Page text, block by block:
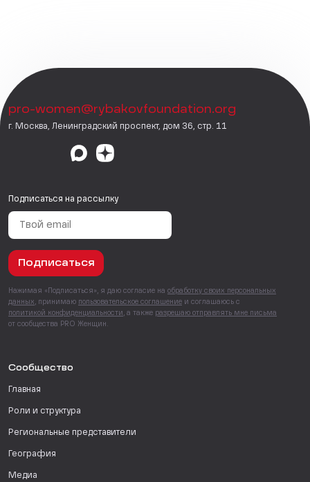
pro-women@rybakovfoundation.org
г. Москва, Ленинградский проспект, дом 36, стр. 11
Подписаться на рассылку
Подписаться
Нажимая «Подписаться», я даю согласие на обработку своих персональных
данных , принимаю пользовательское соглашение и соглашаюсь с
политикой конфиденциальности , а также разрешаю отправлять мне письма
от сообщества PRO Женщин.
Сообщество
Главная
Роли и структура
Региональные представители
География
Медиа